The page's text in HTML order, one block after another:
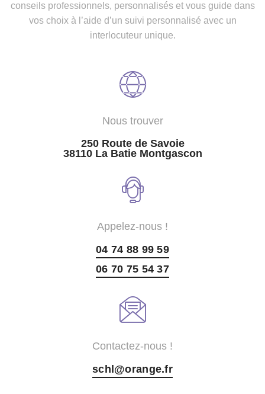
conseils professionnels, personnalisés et vous guide dans
vos choix à l’aide d’un suivi personnalisé avec un
interlocuteur unique.
Nous trouver
250 Route de Savoie
38110 La Batie Montgascon
Appelez-nous !
04 74 88 99 59
06 70 75 54 37
Contactez-nous !
schl@orange.fr